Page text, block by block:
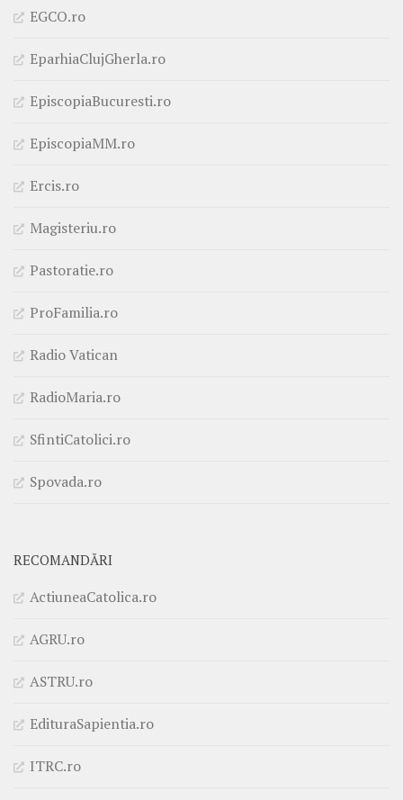
EGCO.ro
EparhiaClujGherla.ro
EpiscopiaBucuresti.ro
EpiscopiaMM.ro
Ercis.ro
Magisteriu.ro
Pastoratie.ro
ProFamilia.ro
Radio Vatican
RadioMaria.ro
SfintiCatolici.ro
Spovada.ro
RECOMANDĂRI
ActiuneaCatolica.ro
AGRU.ro
ASTRU.ro
EdituraSapientia.ro
ITRC.ro